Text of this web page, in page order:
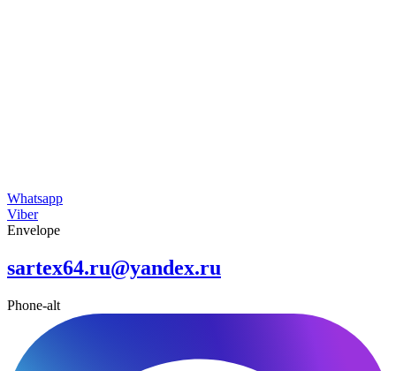
Whatsapp
Viber
Envelope
sartex64.ru@yandex.ru
Phone-alt